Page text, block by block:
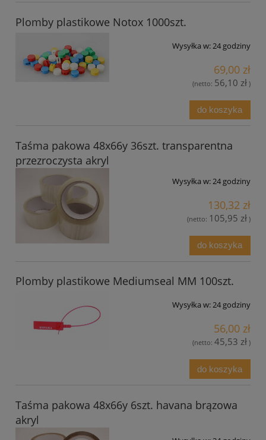
Plomby plastikowe Notox 1000szt.
Wysyłka w:24 godziny
69,00 zł
(netto: 56,10 zł )
do koszyka
Taśma pakowa 48x66y 36szt. transparentna
przezroczysta akryl
Wysyłka w:24 godziny
130,32 zł
(netto: 105,95 zł )
do koszyka
Plomby plastikowe Mediumseal MM 100szt.
Wysyłka w:24 godziny
56,00 zł
(netto: 45,53 zł )
do koszyka
Taśma pakowa 48x66y 6szt. havana brązowa
akryl